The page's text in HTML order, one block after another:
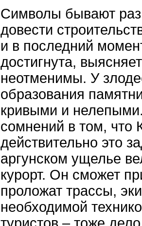
Символы бывают
довести
и в последний
достигнута,
неотменимы. У
образования
кривыми и
сомнений в том, что
действительно это
аргунском ущелье
курорт. Он сможет
проложат трассы,
необходимой